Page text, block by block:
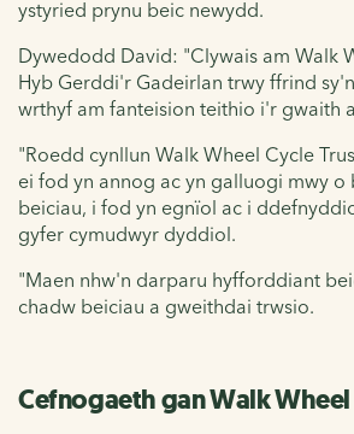
ystyried prynu beic newydd.
Dywedodd David: "Clywais am Walk
Hyb Gerddi'r Gadeirlan trwy ffrind
wrthyf am fanteision teithio i'r gwaith
"Roedd cynllun Walk Wheel Cycle
ei fod yn annog ac yn galluogi mwy o
beiciau, i fod yn egnïol ac i
gyfer cymudwyr dyddiol.
"Maen nhw'n darparu hyfforddiant
chadw beiciau a gweithdai trwsio.
Cefnogaeth gan Walk Wheel